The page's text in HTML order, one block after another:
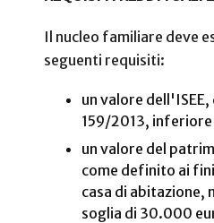
Il nucleo familiare deve
seguenti requisiti:
un valore dell'ISEE,
159/2013,
un valore del
come definito ai
casa di abitazione,
soglia di 30.000